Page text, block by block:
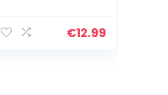
Handgemaakte
€12.99